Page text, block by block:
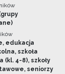
edukacja
szkoła
(kl. 4-8), szkoły
seniorzy